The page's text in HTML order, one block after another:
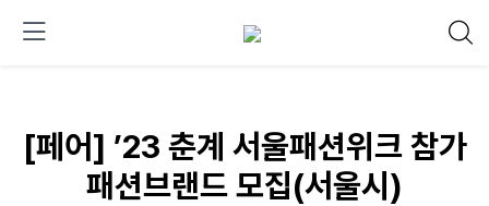
[페어] ’23 춘계 서울패션위크 참가
패션브랜드 모집(서울시)